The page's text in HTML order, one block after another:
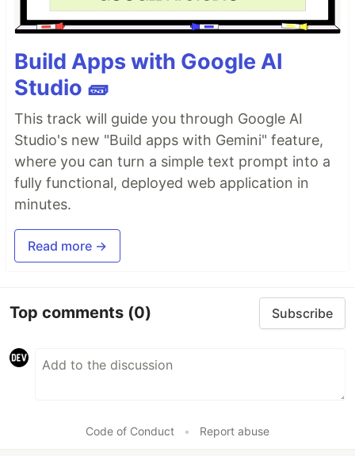
Build Apps with Google AI
Studio 🧱
This track will guide you through Google AI
Studio's new "Build apps with Gemini" feature,
where you can turn a simple text prompt into a
fully functional, deployed web application in
minutes.
Read more →
Top comments (0) Subscribe
Code of Conduct • Report abuse